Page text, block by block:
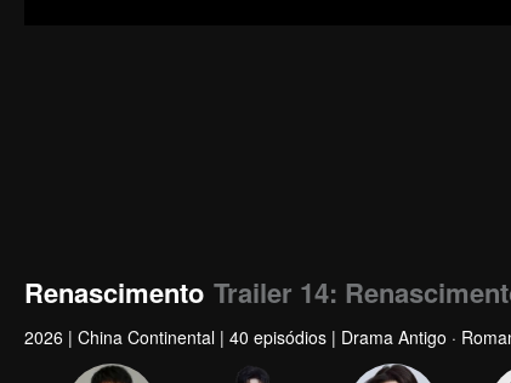
Renascimento Trailer 14:
2026 | China Continental | 40 episódios | Drama Antigo ·